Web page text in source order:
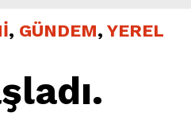
, GÜNDEM, YEREL